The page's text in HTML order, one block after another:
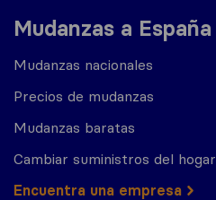
Mudanzas a España
Mudanzas nacionales
Precios de mudanzas
Mudanzas baratas
Cambiar suministros del hogar
Encuentra una empresa